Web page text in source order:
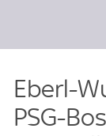
Eberl-
PSG-